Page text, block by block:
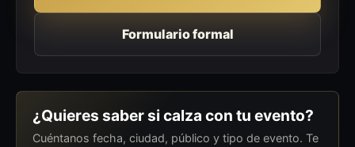
Formulario formal
¿Quieres saber si calza con tu evento?
Cuéntanos fecha, ciudad, público y tipo de evento. Te